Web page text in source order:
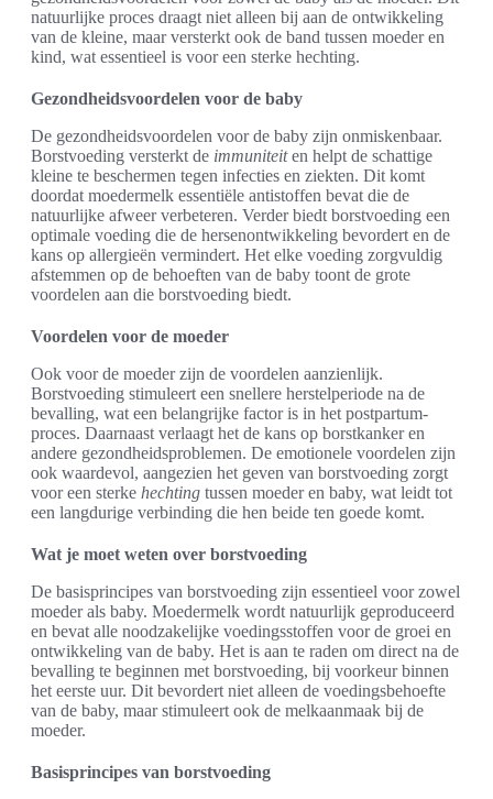
natuurlijke proces draagt niet alleen bij aan de ontwikkeling
van de kleine, maar versterkt ook de band tussen moeder en
kind, wat essentieel is voor een sterke hechting.
Gezondheidsvoordelen voor de baby
De gezondheidsvoordelen voor de baby zijn onmiskenbaar.
Borstvoeding versterkt de immuniteiten helpt de schattige
kleine te beschermen tegen infecties en ziekten. Dit komt
doordat moedermelk essentiële antistoffen bevat die de
natuurlijke afweer verbeteren. Verder biedt borstvoeding een
optimale voeding die de hersenontwikkeling bevordert en de
kans op allergieën vermindert. Het elke voeding zorgvuldig
afstemmen op de behoeften van de baby toont de grote
voordelen aan die borstvoeding biedt.
Voordelen voor de moeder
Ook voor de moeder zijn de voordelen aanzienlijk.
Borstvoeding stimuleert een snellere herstelperiode na de
bevalling, wat een belangrijke factor is in het postpartum-
proces. Daarnaast verlaagt het de kans op borstkanker en
andere gezondheidsproblemen. De emotionele voordelen zijn
ook waardevol, aangezien het geven van borstvoeding zorgt
voor een sterke hechting tussen moeder en baby, wat leidt tot
een langdurige verbinding die hen beide ten goede komt.
Wat je moet weten over borstvoeding
De basisprincipes van borstvoeding zijn essentieel voor zowel
moeder als baby. Moedermelk wordt natuurlijk geproduceerd
en bevat alle noodzakelijke voedingsstoffen voor de groei en
ontwikkeling van de baby. Het is aan te raden om direct na de
bevalling te beginnen met borstvoeding, bij voorkeur binnen
het eerste uur. Dit bevordert niet alleen de voedingsbehoefte
van de baby, maar stimuleert ook de melkaanmaak bij de
moeder.
Basisprincipes van borstvoeding